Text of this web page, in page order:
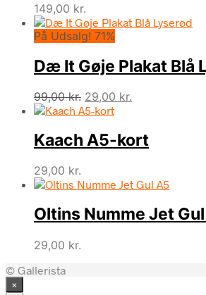
149,00 kr.
På Udsalg! 71%
Dæ It Gøje Plakat Blå
99,00kr. Den
oprindelige
var:
99,00 kr..
29,00 kr.
er:
29,00 kr..
Kaach A5-kort
29,00 kr.
Oltins Numme Jet
29,00 kr.
© Gallerista
×